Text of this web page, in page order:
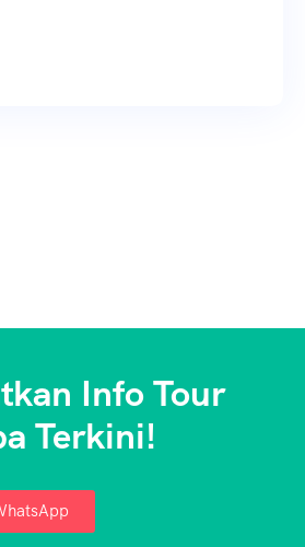
Info Tour
Terkini!